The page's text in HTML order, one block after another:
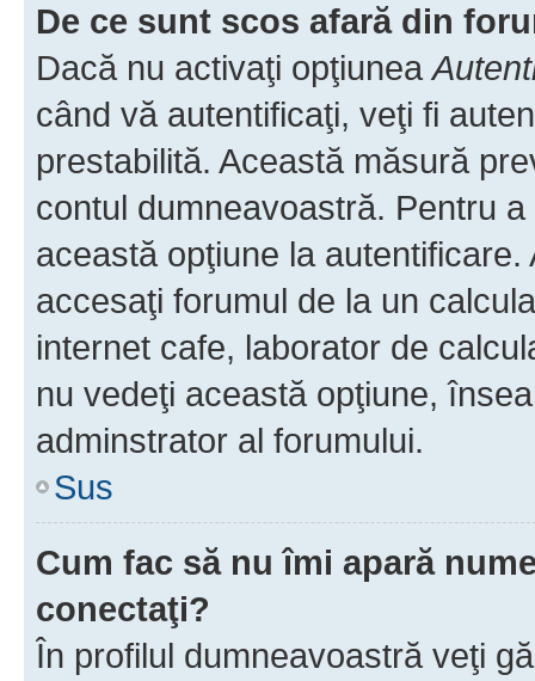
De ce sunt scos afară din
Dacă nu activaţi opţiunea
când vă autentificaţi, veţi fi
prestabilită. Această măsură
contul dumneavoastră. Pentru
această opţiune la
accesaţi forumul de la un
internet cafe, laborator de
nu vedeţi această opţiune,
adminstrator al forumului.
Sus
Cum fac să nu îmi apară
conectaţi?
În profilul dumneavoastră veţi